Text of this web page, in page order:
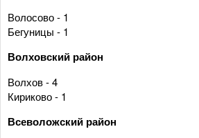
Волосово - 1
Бегуницы - 1
Волховский район
Волхов - 4
Кириково - 1
Всеволожский район